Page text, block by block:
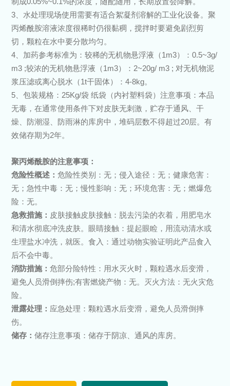
3、水处理现场使用需要有适合絮凝剂溶解的工业化设备。聚
丙烯酰胺溶液浓度很稀时仍很黏稠，搅拌时要避免剧烈剪
切，颗粒在水中要分散均匀。
4、加药参考标准为：较稀的无机物悬浮液（1m3）：0.5~3g/
m3 ;较浓的无机物悬浮液（1m3）：2~20g/ m3 ; 对无机物泥
浆压滤或离心脱水（1t干固体）：4-8kg。
5、包装规格：25Kg/袋 纸袋（内衬塑料袋）注意事项：本品
无毒，在通常使用条件下对皮肤无刺激，贮存于通风、干
燥、防潮湿、防雨淋的库房中，堆码层数不得超过20层。有
效储存期为2年。
聚丙烯酰胺的注意事项：
危险性概述：危险性类别：无；侵入途径：无；健康危害：
无；急性中毒：无；慢性影响：无；环境危害：无；燃爆危
险：无。
急救措施： 皮肤接触皮肤接触：脱去污染的衣着，用肥皂水
和清水彻底冲洗皮肤。眼睛接触：提起眼睑，用流动清水或
生理盐水冲洗，就医。食入：通过动物实验证明此产品食入
后不会中毒。
消防措施：危部分险特性：用水灭火时，颗粒遇水后变滑，
避免人员滑倒摔伤;有害燃烧产物：无。灭火方法：无火灾危
险。
泄露处理： 应急处理：颗粒遇水后变滑，避免人员滑倒摔
伤。
储存：储存注意事项：储存于阴凉、通风的库房。